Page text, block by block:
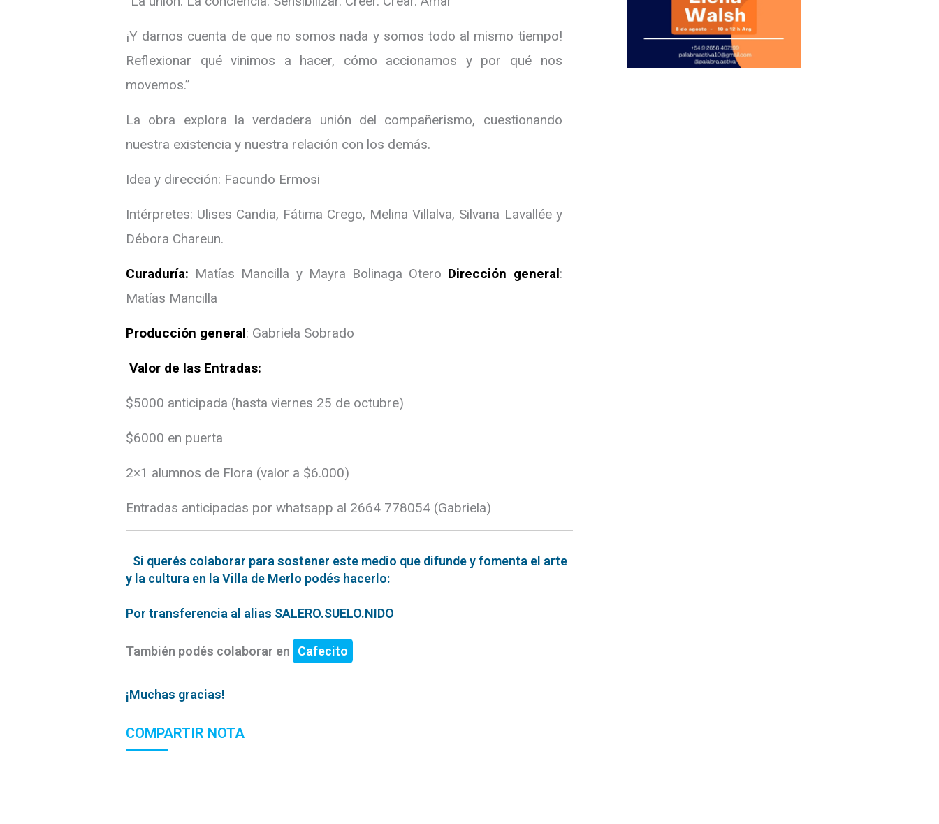
¡Y darnos cuenta de que no somos nada y somos todo al mismo tiempo!
Reflexionar qué vinimos a hacer, cómo accionamos y por qué nos
movemos.”
La obra explora la verdadera unión del compañerismo, cuestionando
nuestra existencia y nuestra relación con los demás.
Idea y dirección: Facundo Ermosi
Intérpretes: Ulises Candia, Fátima Crego, Melina Villalva, Silvana Lavallée y
Débora Chareun.
Curaduría: Matías Mancilla y Mayra Bolinaga Otero Dirección general:
Matías Mancilla
Producción general: Gabriela Sobrado
Valor de las Entradas:
$5000 anticipada (hasta viernes 25 de octubre)
$6000 en puerta
2×1 alumnos de Flora (valor a $6.000)
Entradas anticipadas por whatsapp al 2664 778054 (Gabriela)
Si querés colaborar para sostener este medio que difunde y fomenta el arte
y la cultura en la Villa de Merlo podés hacerlo:
Por transferencia al alias SALERO.SUELO.NIDO
También podés colaborar en Cafecito
¡Muchas gracias!
COMPARTIR NOTA